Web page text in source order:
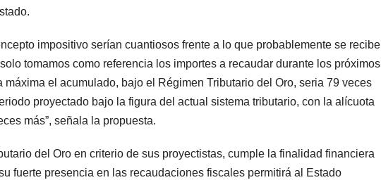
impositivo serían cuantiosos frente a lo que probablemente se recibe
tomamos como referencia los importes a recaudar durante los próximos
el acumulado, bajo el Régimen Tributario del Oro, seria 79 veces
proyectado bajo la figura del actual sistema tributario, con la alícuota
más”, señala la propuesta.
del Oro en criterio de sus proyectistas, cumple la finalidad financiera
fuerte presencia en las recaudaciones fiscales permitirá al Estado